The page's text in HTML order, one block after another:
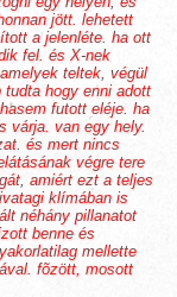
jött. lehetett
a jelenléte. ha ott
fel. és X-nek
teltek, végül
hogy enni adott
futott eléje. ha
várja. van egy hely.
és mert nincs
végre tere
amiért ezt a teljes
klímában is
néhány pillanatot
benne és
mellette
fõzött, mosott